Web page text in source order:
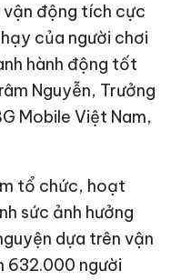
vận động tích cực
của người chơi
hành động tốt
Nguyễn, Trưởng
Mobile Việt Nam,
tổ chức, hoạt
sức ảnh hưởng
dựa trên vận
632.000 người